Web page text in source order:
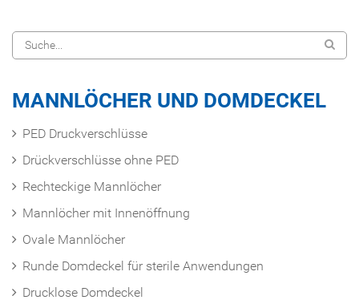
MANNLÖCHER UND DOMDECKEL
PED Druckverschlüsse
Drückverschlüsse ohne PED
Rechteckige Mannlöcher
Mannlöcher mit Innenöffnung
Ovale Mannlöcher
Runde Domdeckel für sterile Anwendungen
Drucklose Domdeckel